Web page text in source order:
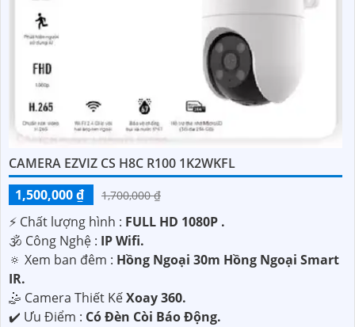
CAMERA EZVIZ CS H8C R100 1K2WKFL
1,500,000 ₫
1,700,000 ₫
️⚡ Chất lượng hình : FULL HD 1080P .
🕉️ Công Nghệ : IP Wifi.
🔅 Xem ban đêm : Hồng Ngoại 30m Hồng Ngoại Smart
IR.
🤹 Camera Thiết KếXoay 360.
️✔️ Ưu Điểm : Có Đèn Còi Báo Động.